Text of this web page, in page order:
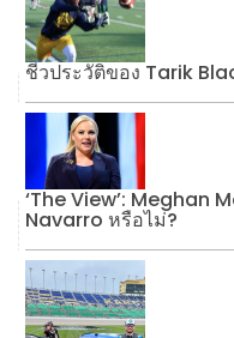
ชีวประวัติของ Tarik
‘The View’: Meghan
Navarro หรือไม่?